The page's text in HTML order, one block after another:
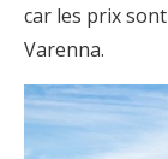
car les prix
Varenna.